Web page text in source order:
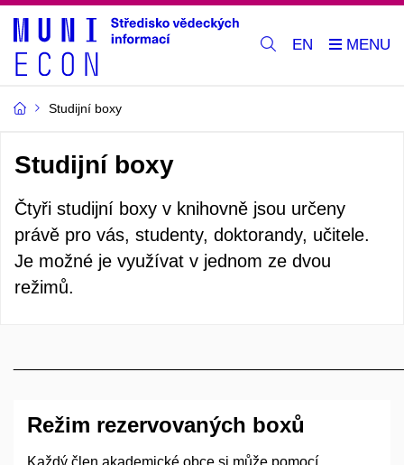
EN
Studijní boxy
Studijní boxy
Čtyři studijní boxy v knihovně jsou určeny
právě pro vás, studenty, doktorandy, učitele.
Je možné je využívat v jednom ze dvou
režimů.
Režim rezervovaných boxů